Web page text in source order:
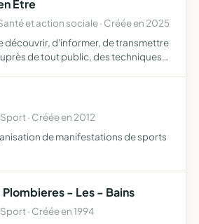
Etre
et action sociale · Créée en 2025
découvrir, d'informer, de transmettre
de tout public, des techniques
· Créée en 2012
de manifestations de sports
- Les - Bains
· Créée en 1994